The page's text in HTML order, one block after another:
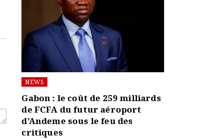
NEWS
Gabon : le coût de 259 milliards
de FCFA du futur aéroport
d’Andeme sous le feu des
critiques